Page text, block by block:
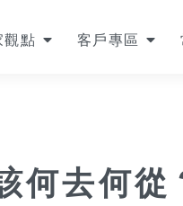
觀點 客戶專區
何去何從